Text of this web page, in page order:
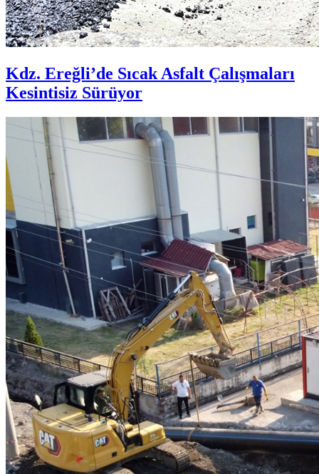
Kdz. Ereğli’de Sıcak Asfalt Çalışmaları
Kesintisiz Sürüyor